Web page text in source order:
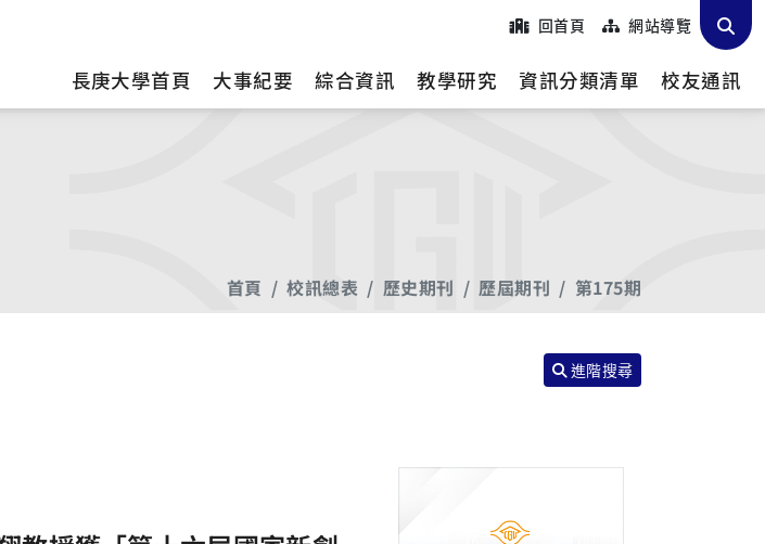
回首頁 網站導覽
長庚大學首頁 大事紀要 綜合資訊 教學研究 資訊分類清單 校友通訊
首頁 校訊總表 歷史期刊 歷屆期刊 第175期
進階搜尋